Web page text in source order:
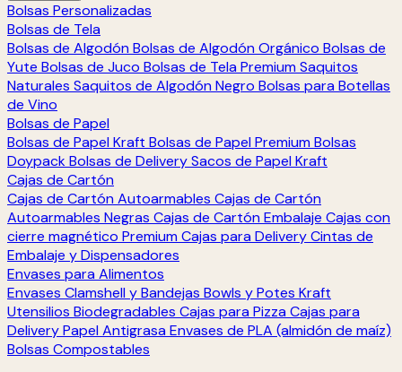
Bolsas Personalizadas
Bolsas de Tela
Bolsas de Algodón Bolsas de Algodón Orgánico Bolsas de
Yute Bolsas de Juco Bolsas de Tela Premium Saquitos
Naturales Saquitos de Algodón Negro Bolsas para Botellas
de Vino
Bolsas de Papel
Bolsas de Papel Kraft Bolsas de Papel Premium Bolsas
DoypackBolsas de DeliverySacos de Papel Kraft
Cajas de Cartón
Cajas de Cartón Autoarmables Cajas de Cartón
Autoarmables Negras Cajas de Cartón Embalaje Cajas con
cierre magnético Premium Cajas para DeliveryCintas de
Embalaje y Dispensadores
Envases para Alimentos
Envases Clamshell y Bandejas Bowls y Potes Kraft
Utensilios Biodegradables Cajas para Pizza Cajas para
DeliveryPapel Antigrasa Envases de PLA (almidón de maíz)
Bolsas Compostables